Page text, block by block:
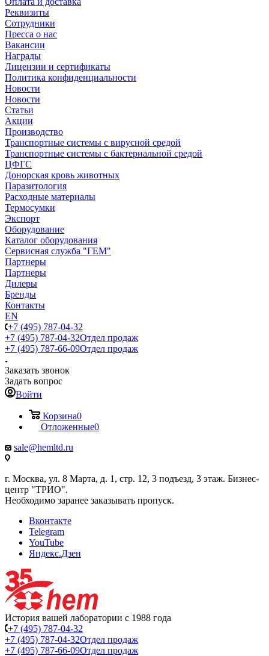
Реквизиты
Сотрудники
Пресса о нас
Вакансии
Награды
Лицензии и сертификаты
Политика конфиденциальности
Новости
Новости
Статьи
Акции
Производство
Транспортные системы с вирусной средой
Транспортные системы с бактериальной средой
ЦФГС
Донорская кровь животных
Паразитология
Расходные материалы
Термосумки
Экспорт
Оборудование
Каталог оборудования
Сервисная служба "ГЕМ"
Партнеры
Партнеры
Дилеры
Бренды
Контакты
EN
+7 (495) 787-04-32
+7 (495) 787-04-32Отдел продаж
+7 (495) 787-66-09Отдел продаж
Заказать звонок
Задать вопрос
Войти
Корзина0
Отложенные0
sale@hemltd.ru
г. Москва, ул. 8 Марта, д. 1, стр. 12, 3 подъезд, 3 этаж. Бизнес-
центр "ТРИО".
Необходимо заранее заказывать пропуск.
Вконтакте
Telegram
YouTube
Яндекс.Дзен
История вашей лаборатории с 1988 года
+7 (495) 787-04-32
+7 (495) 787-04-32Отдел продаж
+7 (495) 787-66-09Отдел продаж